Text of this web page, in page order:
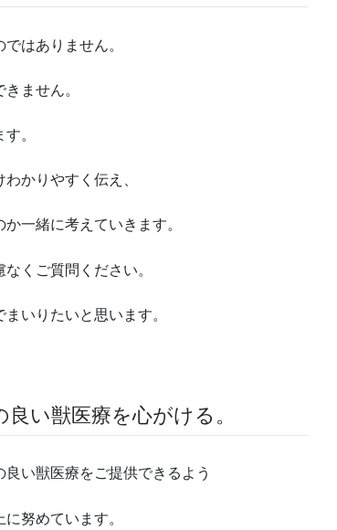
はありません。
ません。
。
かりやすく伝え、
一緒に考えていきます。
くご質問ください。
いりたいと思います。
い獣医療を心がける。
い獣医療をご提供できるよう
努めています。